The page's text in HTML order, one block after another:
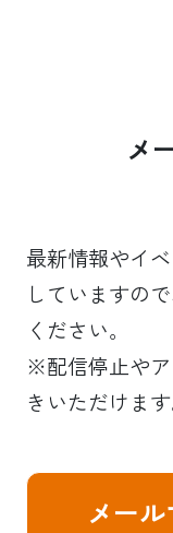
メ
最新情報やイ
していますの
ください。
※配信停止や
きいただけます
メー